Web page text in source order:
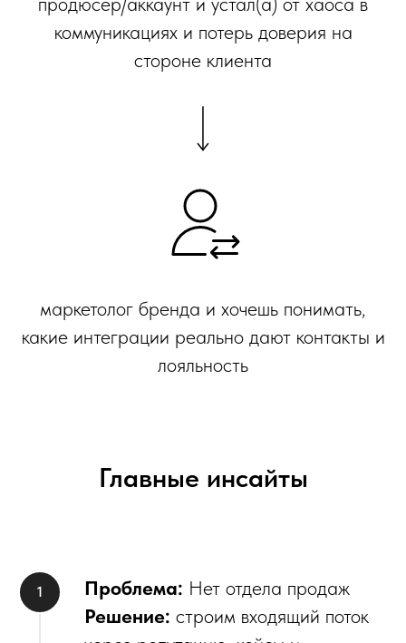
коммуникациях и потерь доверия на
стороне клиента
маркетолог бренда и хочешь понимать,
какие интеграции реально дают контакты и
лояльность
Главные инсайты
Проблема: Нет отдела продаж
Решение: строим входящий поток